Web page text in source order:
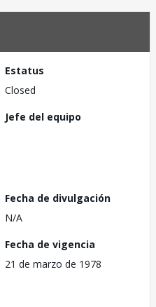
Estatus
Closed
Jefe del equipo
Fecha de divulgación
N/A
Fecha de vigencia
21 de marzo de 1978